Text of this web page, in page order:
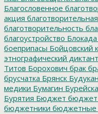
Благословенное
акция
благотворительность
благоустройство
боеприпасы Бойцовский
этнографический диктант
Титов Борохович брак
брусчатка Брянск Будукан
медики Бумагин
Бурятия Бюджет
бюджетники бюджетные